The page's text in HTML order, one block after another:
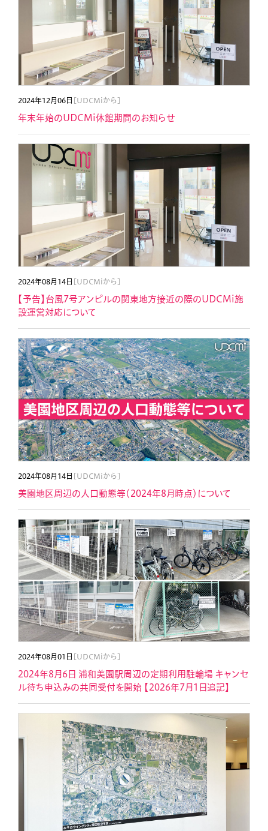
2024年12月06日 [UDCMiから]
年末年始のUDCMi休館期間のお知らせ
2024年08月14日 [UDCMiから]
【予告】台風7号アンピルの関東地方接近の際のUDCMi施
設運営対応について
2024年08月14日 [UDCMiから]
美園地区周辺の人口動態等（2024年8月時点）について
2024年08月01日 [UDCMiから]
2024年8月6日 浦和美園駅周辺の定期利用駐輪場 キャンセ
ル待ち申込みの共同受付を開始 【2026年7月1日追記】